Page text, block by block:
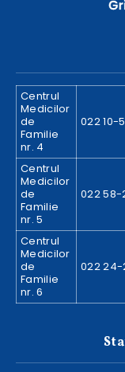
Centrul
Medicilor
de
Familie
nr. 4
022 10-
Centrul
Medicilor
de
Familie
nr. 5
022
Centrul
Medicilor
de
Familie
nr. 6
022 24-